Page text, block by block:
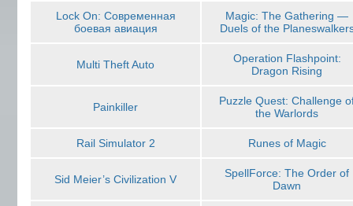
Lock On: Современная
боевая авиация
Magic: The Gathering —
Duels of the
Multi Theft Auto
Operation Flashpoint:
Dragon Rising
Painkiller
Puzzle Quest: Challenge
the Warlords
Rail Simulator 2 Runes of Magic
Sid Meier’s Civilization V
SpellForce: The Order of
Dawn